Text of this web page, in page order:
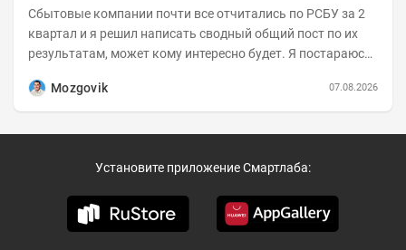
Сбытовые компании почти все отчитались по РСБУ за 2
квартал и я решил написать сводный общий пост по их
результатам, может кому интересно будет. Я постараюсь
Mozgovik
07.08.2026
Установите приложение Смартлаба: